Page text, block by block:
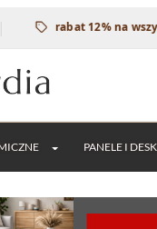
rabat 12% na wszystkie
PANELE I